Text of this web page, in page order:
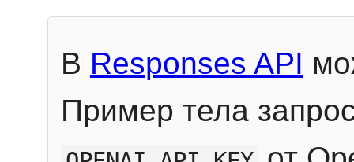
В Responses API
Пример тела